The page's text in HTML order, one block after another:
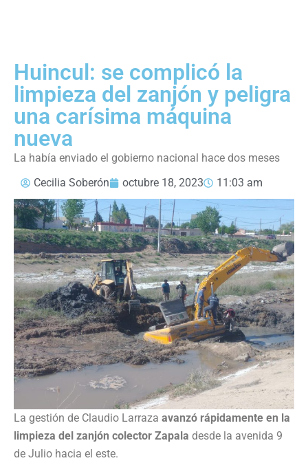
Huincul: se complicó la
limpieza del zanjón y peligra
una carísima máquina
nueva
La había enviado el gobierno nacional hace dos meses
Cecilia Soberón
octubre 18, 2023 11:03 am
La gestión de Claudio Larraza avanzó rápidamente en la
limpieza del zanjón colector Zapala desde la avenida 9
de Julio hacia el este.